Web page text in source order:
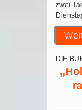
zwei
DIE